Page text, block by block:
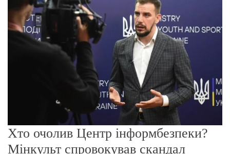
ж
и
м
у
Хто очолив Центр інформбезпеки?
Мінкульт спровокував скандал